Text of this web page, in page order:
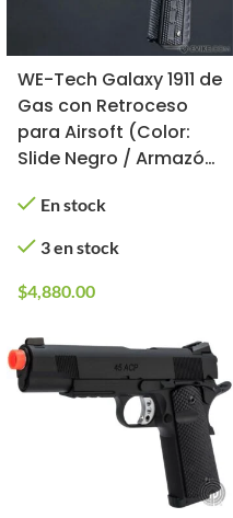
WE-Tech Galaxy 1911 de
Gas con Retroceso
para Airsoft (Color:
Slide Negro / Armazón
Premium)
En stock
3 en stock
$4,880.00